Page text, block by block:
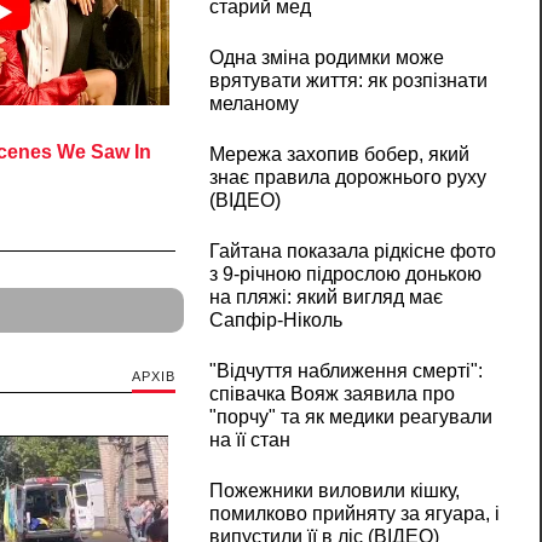
АРХІВ
старий мед
Одна зміна родимки може
врятувати життя: як розпізнати
меланому
Мережа захопив бобер, який
знає правила дорожнього руху
(ВІДЕО)
Гайтана показала рідкісне фото
з 9-річною підрослою донькою
на пляжі: який вигляд має
Сапфір-Ніколь
"Відчуття наближення смерті":
співачка Вояж заявила про
"порчу" та як медики реагували
на її стан
Пожежники виловили кішку,
помилково прийняту за ягуара, і
випустили її в ліс (ВІДЕО)